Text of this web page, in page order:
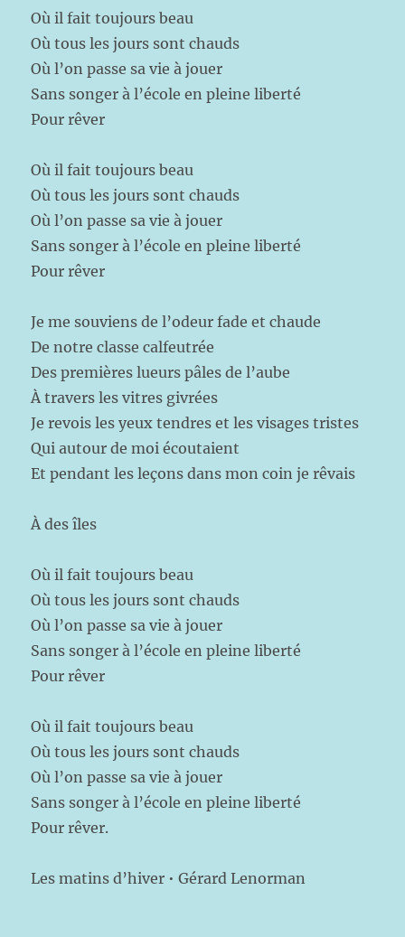
Où il fait toujours beau
Où tous les jours sont chauds
Où l’on passe sa vie à jouer
Sans songer à l’école en pleine liberté
Pour rêver
Où il fait toujours beau
Où tous les jours sont chauds
Où l’on passe sa vie à jouer
Sans songer à l’école en pleine liberté
Pour rêver
Je me souviens de l’odeur fade et chaude
De notre classe calfeutrée
Des premières lueurs pâles de l’aube
À travers les vitres givrées
Je revois les yeux tendres et les visages tristes
Qui autour de moi écoutaient
Et pendant les leçons dans mon coin je rêvais
À des îles
Où il fait toujours beau
Où tous les jours sont chauds
Où l’on passe sa vie à jouer
Sans songer à l’école en pleine liberté
Pour rêver
Où il fait toujours beau
Où tous les jours sont chauds
Où l’on passe sa vie à jouer
Sans songer à l’école en pleine liberté
Pour rêver.
Les matins d’hiver • Gérard Lenorman